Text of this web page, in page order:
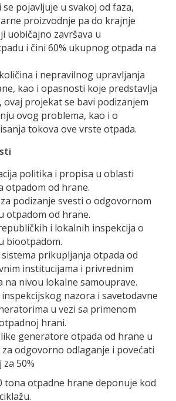
pojavljuje u svakoj od faza,
proizvodnje pa do krajnje
uobičajno završava u
i čini 60% ukupnog otpada na
i nepravilnog upravljanja
kao i opasnosti koje predstavlja
ovaj projekat se bavi podizanjem
ovog problema, kao i o
tokova ove vrste otpada.
politika i propisa u oblasti
otpadom od hrane.
podizanje svesti o odgovornom
otpadom od hrane.
i lokalnih inspekcija o
biootpadom.
prikupljanja otpada od
institucijama i privrednim
na nivou lokalne samouprave.
inspekcijskog nazora i savetodavne
u vezi sa primenom
hrani.
generatore otpada od hrane u
odgovorno odlaganje i povećati
50%
tona otpadne hrane deponuje kod